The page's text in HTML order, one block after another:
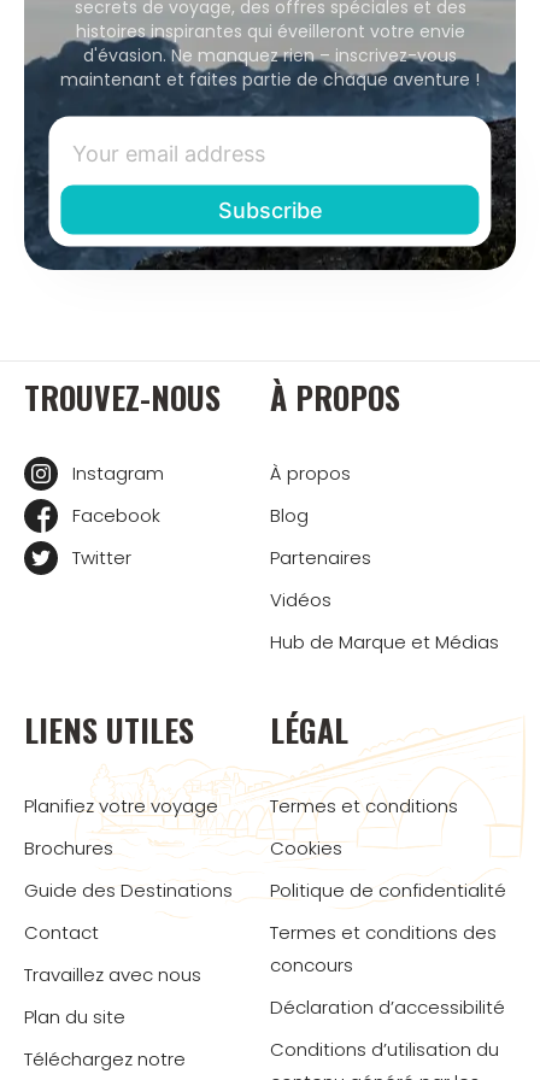
secrets de voyage, des offres spéciales et des
histoires inspirantes qui éveilleront votre envie
d'évasion. Ne manquez rien – inscrivez-vous
maintenant et faites partie de chaque aventure !
TROUVEZ-NOUS
Instagram
Facebook
Twitter
À PROPOS
À propos
Blog
Partenaires
Vidéos
Hub de Marque et Médias
LIENS UTILES
Planifiez votre voyage
Brochures
Guide des Destinations
Contact
Travaillez avec nous
Plan du site
Téléchargez notre
LÉGAL
Termes et conditions
Cookies
Politique de confidentialité
Termes et conditions des
concours
Déclaration d’accessibilité
Conditions d’utilisation du